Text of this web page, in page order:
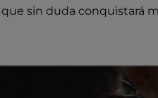
que sin duda conquistará